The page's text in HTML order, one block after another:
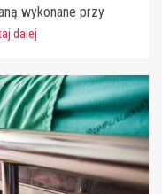
wykonane przy
dalej